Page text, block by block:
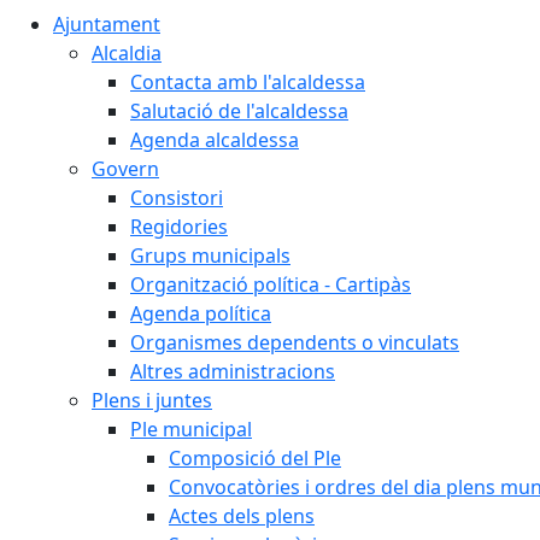
Ajuntament
Alcaldia
Contacta amb l'alcaldessa
Salutació de l'alcaldessa
Agenda alcaldessa
Govern
Consistori
Regidories
Grups municipals
Organització política - Cartipàs
Agenda política
Organismes dependents o vinculats
Altres administracions
Plens i juntes
Ple municipal
Composició del Ple
Convocatòries i ordres del dia plens
Actes dels plens